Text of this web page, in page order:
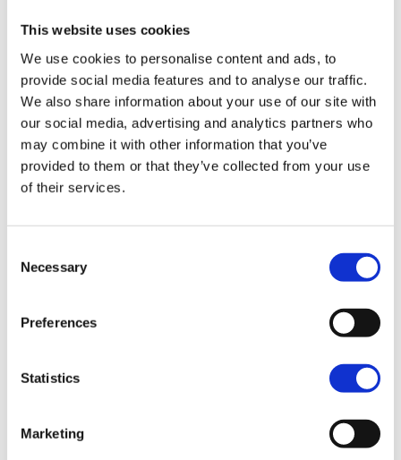
This website uses cookies
We use cookies to personalise content and ads, to
provide social media features and to analyse our traffic.
We also share information about your use of our site with
our social media, advertising and analytics partners who
may combine it with other information that you’ve
provided to them or that they’ve collected from your use
of their services.
Selection
Necessary
Preferences
Statistics
Marketing
om de rode ibissen te spotten.
4 redenen voor een vakantie
naar Suriname
Door het tropische klimaat in Suriname is het er